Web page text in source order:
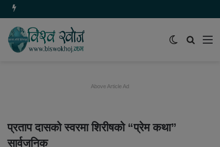
समाचार
Switch
Above Article Ad
प्रताप दासको स्वरमा शिरीषको “प्रेम कथा”
सार्वजनिक